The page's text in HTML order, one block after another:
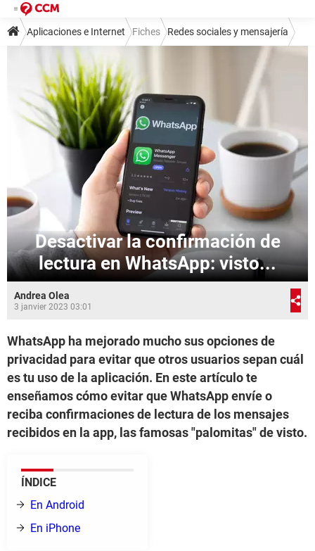
Aplicaciones e Internet Fiches Redes sociales y mensajería
Mensajería instantánea WhatsApp
Desactivar la confirmación de
lectura en WhatsApp: visto...
Andrea Olea
3 janvier 2023 03:01
WhatsApp ha mejorado mucho sus opciones de
privacidad para evitar que otros usuarios sepan cuál
es tu uso de la aplicación. En este artículo te
enseñamos cómo evitar que WhatsApp envíe o
reciba confirmaciones de lectura de los mensajes
recibidos en la app, las famosas "palomitas" de visto.
ÍNDICE
En Android
En iPhone